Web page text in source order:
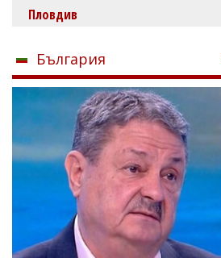
Пловдив
България